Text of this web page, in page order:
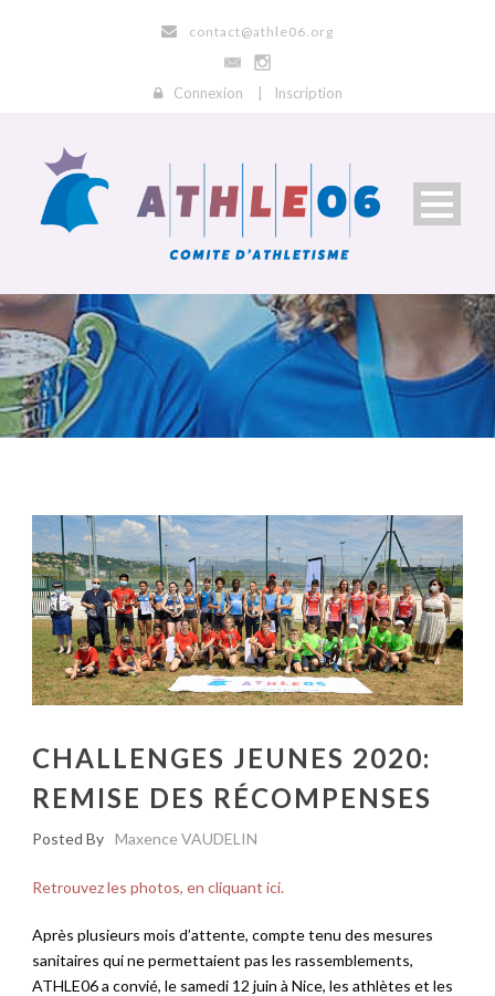
contact@athle06.org
Connexion Inscription
CHALLENGES JEUNES 2020:
REMISE DES RÉCOMPENSES
Posted By Maxence VAUDELIN
Retrouvez les photos, en cliquant ici.
Après plusieurs mois d’attente, compte tenu des mesures
sanitaires qui ne permettaient pas les rassemblements,
ATHLE06 a convié, le samedi 12 juin à Nice, les athlètes et les